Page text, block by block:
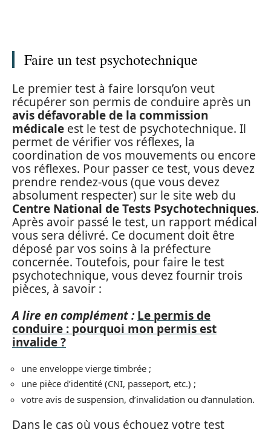
Faire un test psychotechnique
Le premier test à faire lorsqu’on veut
récupérer son permis de conduire après un
avis défavorable de la commission
médicale est le test de psychotechnique. Il
permet de vérifier vos réflexes, la
coordination de vos mouvements ou encore
vos réflexes. Pour passer ce test, vous devez
prendre rendez-vous (que vous devez
absolument respecter) sur le site web du
Centre National de Tests Psychotechniques.
Après avoir passé le test, un rapport médical
vous sera délivré. Ce document doit être
déposé par vos soins à la préfecture
concernée. Toutefois, pour faire le test
psychotechnique, vous devez fournir trois
pièces, à savoir :
A lire en complément : Le permis de
conduire : pourquoi mon permis est
invalide ?
une enveloppe vierge timbrée ;
une pièce d’identité (CNI, passeport, etc.) ;
votre avis de suspension, d’invalidation ou d’annulation.
Dans le cas où vous échouez votre test